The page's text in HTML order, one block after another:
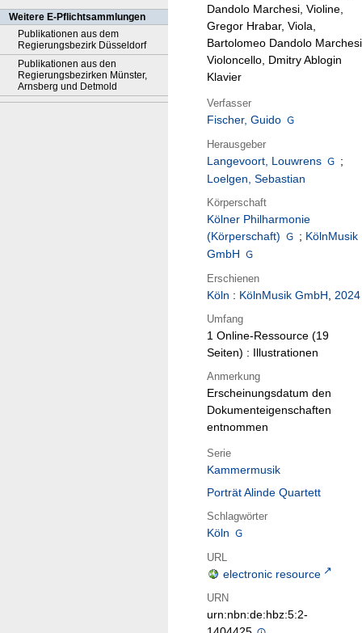
Weitere E-Pflichtsammlungen
Publikationen aus dem
Regierungsbezirk Düsseldorf
Publikationen aus den
Regierungsbezirken Münster,
Arnsberg und Detmold
Dandolo Marchesi, Violine,
Gregor Hrabar, Viola,
Bartolomeo Dandolo
Violoncello, Dmitry Ablogin
Klavier
Verfasser
Fischer, Guido
Herausgeber
Langevoort, Louwrens
;
Loelgen, Sebastian
Körperschaft
Kölner Philharmonie
(Körperschaft)
; KölnMusik
GmbH
Erschienen
Köln : KölnMusik GmbH, 2024
Umfang
1 Online-Ressource (19
Seiten) : Illustrationen
Anmerkung
Erscheinungsdatum den
Dokumenteigenschaften
entnommen
Serie
Kammermusik
Porträt Alinde Quartett
Schlagwörter
Köln
URL
electronic resource
URN
urn:nbn:de:hbz:5:2-